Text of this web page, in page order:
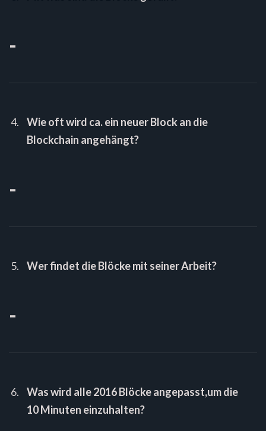
-
Wie oft wird ca. ein neuer Block an die
Blockchain angehängt?
-
Wer findet die Blöcke mit seiner Arbeit?
-
Was wird alle 2016 Blöcke angepasst,um die
10 Minuten einzuhalten?